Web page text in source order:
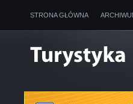
STRONA GŁÓWNA